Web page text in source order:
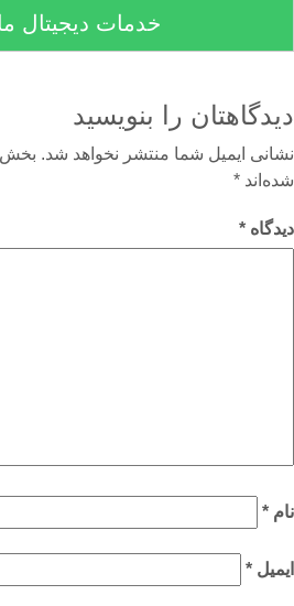
خدمات دیجیتال
را بنویسید
ایمیل شما منتشر نخواهد شد.
*
*
*
*